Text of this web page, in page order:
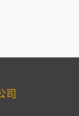
司